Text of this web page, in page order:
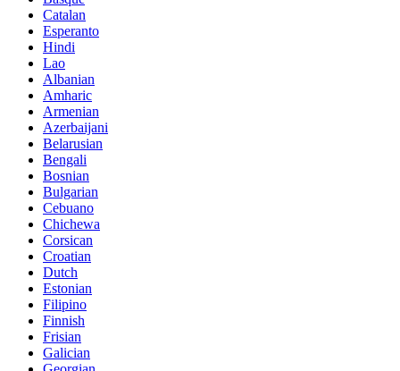
Catalan
Esperanto
Hindi
Lao
Albanian
Amharic
Armenian
Azerbaijani
Belarusian
Bengali
Bosnian
Bulgarian
Cebuano
Chichewa
Corsican
Croatian
Dutch
Estonian
Filipino
Finnish
Frisian
Galician